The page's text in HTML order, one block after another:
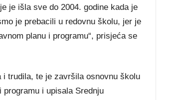
je išla sve do 2004. godine kada je
je prebacili u redovnu školu, jer je
planu i programu“, prisjeća se
trudila, te je završila osnovnu školu
programu i upisala Srednju